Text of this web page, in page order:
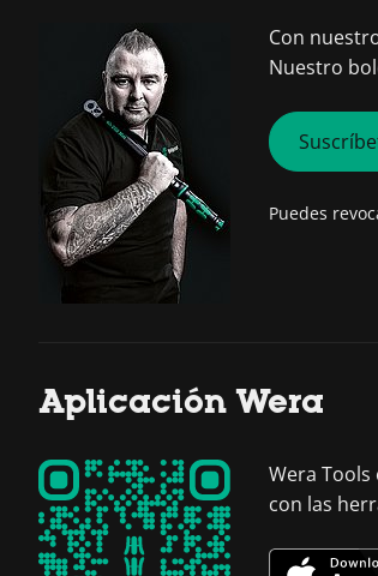
Con
Nuestro
Puedes
Aplicación Wera
Wera
con las